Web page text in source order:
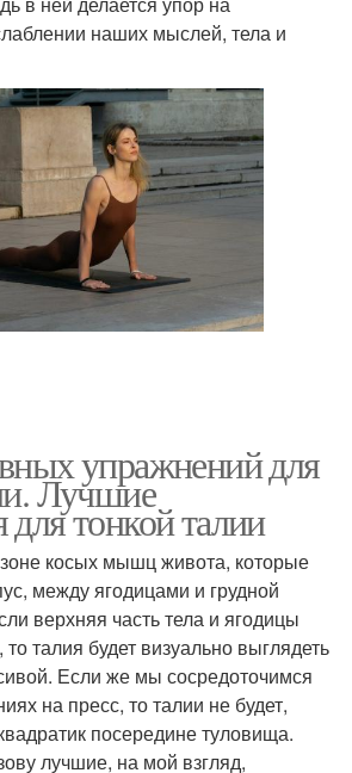
наших мыслей, тела и
упражнений для
Лучшие
тонкой талии
косых мышц живота, которые
между ягодицами и грудной
верхняя часть тела и ягодицы
талия будет визуально выглядеть
Если же мы сосредоточимся
на пресс, то талии не будет,
посередине туловища.
лучшие, на мой взгляд,